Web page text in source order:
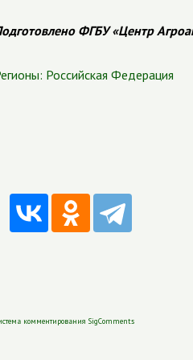
ФГБУ «Центр
Российская Федерация